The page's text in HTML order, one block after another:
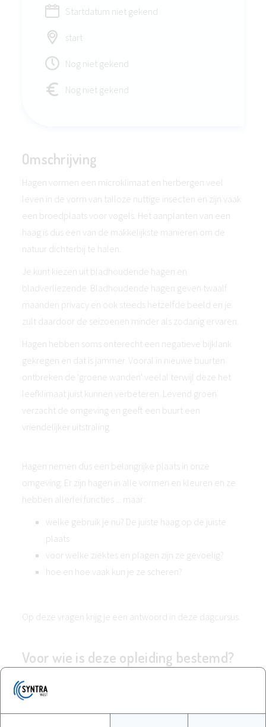
Startdatum niet gekend
start
Nog niet gekend
Nog niet gekend
Omschrijving
Hagen vormen een microklimaat en herbergen veel
leven in de vorm van talloze nuttige insecten en zijn vaak
een broedplaats voor vogels. Het aanplanten van een
haag is dus een van de makkelijkste manieren om de
natuur dichterbij te halen.
Je kunt kiezen uit bladhoudende hagen en
bladverliezende. Bladhoudende hagen geven twaalf
maanden privacy en ook steeds hetzelfde beeld en je
zult daardoor de seizoenen minder als zodanig ervaren.
Hagen hebben soms onterecht een negatieve bijklank
gekregen en dat is jammer. Vooral in nieuwe buurten
ontbreken de 'groene wanden' veelal terwijl deze het
leefklimaat juist kunnen verbeteren. Levend groen
verzacht de omgeving en geeft een buurt een
vriendelijker uitstraling.
Hagen nemen dus een belangrijke plaats in onze
omgeving. Er zijn hagen in alle vormen en kleuren en ze
hebben allerlei functies ... maar:
welke gebruik je nu? De juiste haag op de juiste
plaats
voor welke ziektes en plagen zijn ze gevoelig?
hoe en hoe vaak kun je ze scheren?
Op deze vragen krijg je een antwoord in deze dagcursus.
Voor wie is deze opleiding bestemd?
groenvoorziening bezig is
Tuinverzorgers